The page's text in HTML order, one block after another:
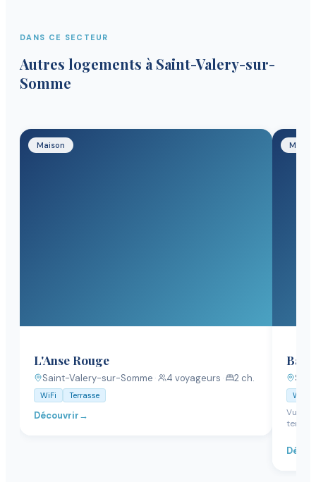
DANS CE SECTEUR
Autres logements à Saint-Valery-sur-
Somme
Maison
L'Anse Rouge
Saint-Valery-sur-Somme · 4 voyageurs · 2 ch.
WiFi Terrasse
Découvrir→
WiFi
Vue